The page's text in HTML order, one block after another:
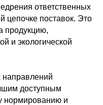
ответственных
цепочке поставок. Это
продукцию,
и экологической
направлений
доступным
нормированию и